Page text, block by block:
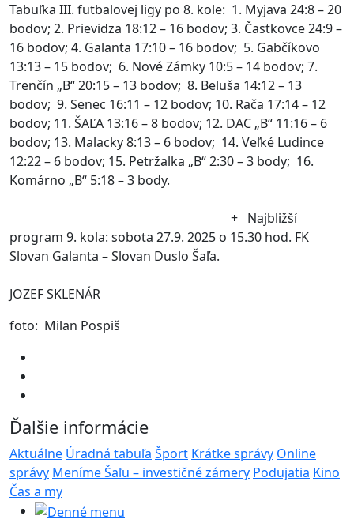
Tabuľka III. futbalovej ligy po 8. kole: 1. Myjava 24:8 – 20
bodov; 2. Prievidza 18:12 – 16 bodov; 3. Častkovce 24:9 –
16 bodov; 4. Galanta 17:10 – 16 bodov; 5. Gabčíkovo
13:13 – 15 bodov; 6. Nové Zámky 10:5 – 14 bodov; 7.
Trenčín „B“ 20:15 – 13 bodov; 8. Beluša 14:12 – 13
bodov; 9. Senec 16:11 – 12 bodov; 10. Rača 17:14 – 12
bodov; 11. ŠAĽA 13:16 – 8 bodov; 12. DAC „B“ 11:16 – 6
bodov; 13. Malacky 8:13 – 6 bodov; 14. Veľké Ludince
12:22 – 6 bodov; 15. Petržalka „B“ 2:30 – 3 body; 16.
Komárno „B“ 5:18 – 3 body.
+ Najbližší
program 9. kola: sobota 27.9. 2025 o 15.30 hod. FK
Slovan Galanta – Slovan Duslo Šaľa.
JOZEF SKLENÁR
foto: Milan Pospiš
Ďalšie informácie
Aktuálne Úradná tabuľa Šport Krátke správy Online
správy Meníme Šaľu – investičné zámery Podujatia Kino
Čas a my